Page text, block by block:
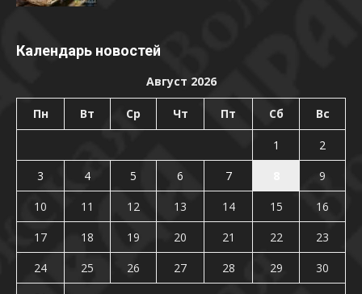
Календарь новостей
Август 2026
Пн Вт Ср Чт Пт Сб Вс
1
2
3
4 5 6 7
9
10
11 12 13 14 15
16
17
18 19 20 21 22
23
24
25 26 27 28 29
30